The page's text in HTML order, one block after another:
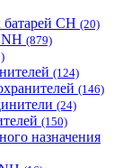
CH (20)
(879)
(124)
(146)
(24)
(150)
назначения